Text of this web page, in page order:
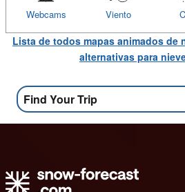
Viento
Webcams
Lista de todos mapas animados de
alternativas para
Find Your Trip